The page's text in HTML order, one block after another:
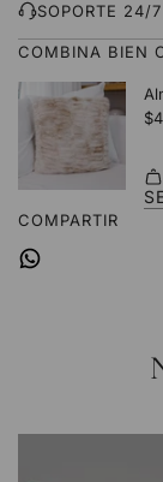
SOPORTE 24/7
COMBINA BIEN
COMPARTIR